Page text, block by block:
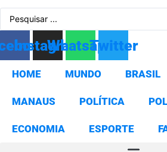
Pesquisar
Instagram
WhatsappTwitter
HOME MUNDO BRASIL
MANAUS POLÍTICA
ECONOMIA ESPORTE